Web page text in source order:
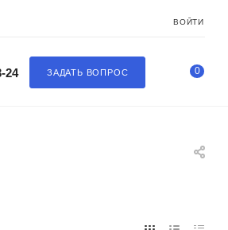
ВОЙТИ
ЗАДАТЬ ВОПРОС
24 0